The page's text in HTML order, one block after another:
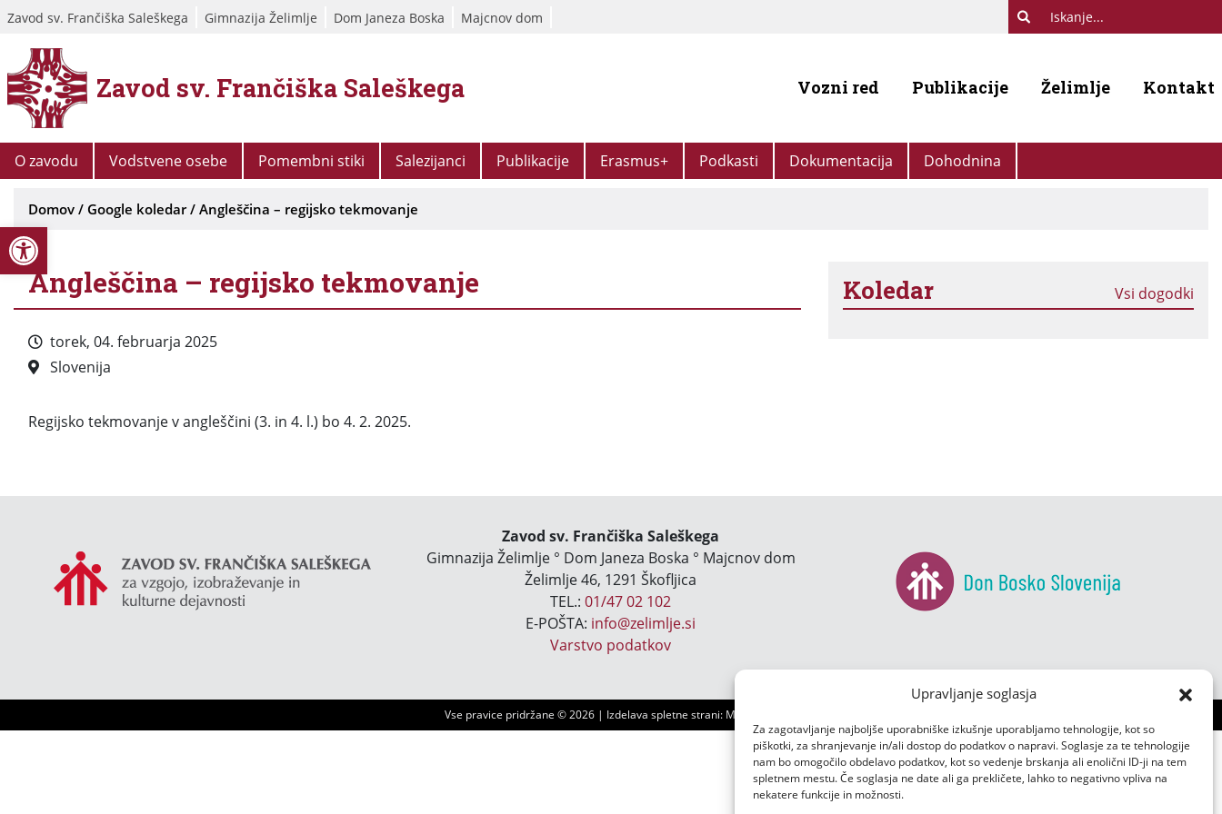
Open toolbar
Upravljanje soglasja
Za zagotavljanje najboljše uporabniške izkušnje uporabljamo tehnologije, kot so
piškotki, za shranjevanje in/ali dostop do podatkov o napravi. Soglasje za te tehnologije
nam bo omogočilo obdelavo podatkov, kot so vedenje brskanja ali enolični ID-ji na tem
spletnem mestu. Če soglasja ne date ali ga prekličete, lahko to negativno vpliva na
nekatere funkcije in možnosti.
Zavod sv. Frančiška Saleškega Gimnazija Želimlje Dom Janeza Boska Majcnov dom
Zavod sv. Frančiška Saleškega Vozni red Publikacije Želimlje Kontakt
O zavodu Vodstvene osebe Pomembni stiki Salezijanci Publikacije Erasmus+ Podkasti Dokumentacija Dohodnina
Domov / Google koledar/ Angleščina – regijsko tekmovanje
Angleščina – regijsko tekmovanje
torek, 04. februarja 2025
Slovenija
Regijsko tekmovanje v angleščini (3. in 4. l.) bo 4. 2. 2025.
Koledar Vsi dogodki
Zavod sv. Frančiška Saleškega
Gimnazija Želimlje ° Dom Janeza Boska ° Majcnov dom
Želimlje 46, 1291 Škofljica
TEL.:01/47 02 102
E-POŠTA: info@zelimlje.si
Varstvo podatkov
Vse pravice pridržane ©2026 | Izdelava spletne strani: Ms3 d.o.o.